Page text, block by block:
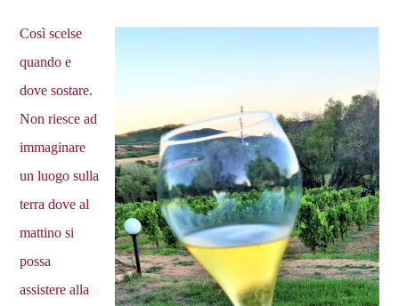
Così scelse
quando e
dove sostare.
Non riesce ad
immaginare
un luogo sulla
terra dove al
mattino si
possa
assistere alla